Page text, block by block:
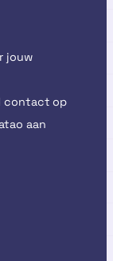
jouw
contact op
aan